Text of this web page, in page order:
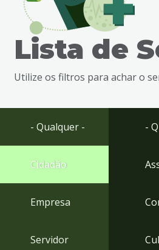
busca
Ir
rodapé
Lista de
Utilize os filtros para achar o
- Qualquer -
Cidadão
Empresa
Servidor
-